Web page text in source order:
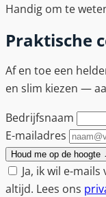
Handig om te
Praktische
Af en toe een
en slim kiezen —
Bedrijfsnaam
E-mailadres
Houd me op de hoogte
Ja, ik wil e-
altijd. Lees ons